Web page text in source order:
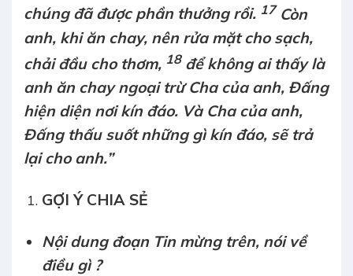
chúng đã được phần thưởng rồi. 17Còn
anh, khi ăn chay, nên rửa mặt cho sạch,
chải đầu cho thơm, 18để không ai thấy là
anh ăn chay ngoại trừ Cha của anh, Đấng
hiện diện nơi kín đáo. Và Cha của anh,
Đấng thấu suốt những gì kín đáo, sẽ trả
lại cho anh.”
GỢI Ý CHIA SẺ
Nội dung đoạn Tin mừng trên, nói về
điều gì ?